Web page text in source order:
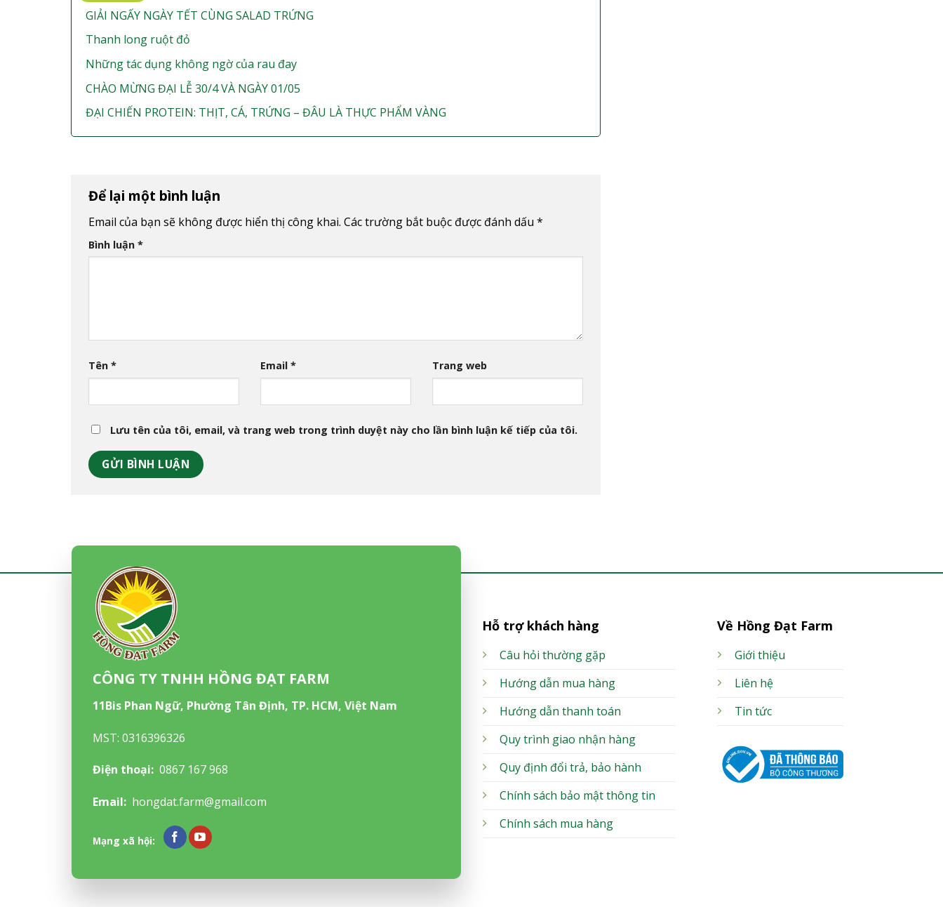
GIẢI NGẤY NGÀY TẾT CÙNG SALAD TRỨNG
Thanh long ruột đỏ
Những tác dụng không ngờ của rau đay
CHÀO MỪNG ĐẠI LỄ 30/4 VÀ NGÀY 01/05
ĐẠI CHIẾN PROTEIN: THỊT, CÁ, TRỨNG – ĐÂU LÀ THỰC PHẨM VÀNG
Để lại một bình luận
Email của bạn sẽ không được hiển thị công khai. Các trường bắt buộc được đánh dấu *
Bình luận *
Tên * Email * Trang web
Lưu tên của tôi, email, và trang web trong trình duyệt này cho lần bình luận kế tiếp của tôi.
CÔNG TY TNHH HỒNG ĐẠT FARM
11Bis Phan Ngữ, Phường Tân Định, TP. HCM, Việt Nam
MST: 0316396326
Điện thoại: 0867 167 968
Email: hongdat.farm@gmail.com
Mạng xã hội:
Hỗ trợ khách hàng
Câu hỏi thường gặp
Hướng dẫn mua hàng
Hướng dẫn thanh toán
Quy trình giao nhận hàng
Quy định đổi trả, bảo hành
Chính sách bảo mật thông tin
Chính sách mua hàng
Về Hồng Đạt Farm
Giới thiệu
Liên hệ
Tin tức